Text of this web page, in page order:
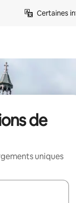
Certaines
de
uniques
les flèches